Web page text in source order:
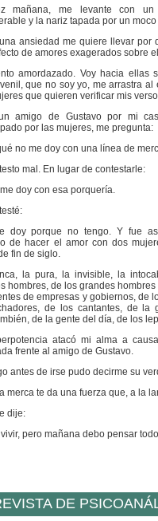
mañana, me levante con
y la nariz tapada por un
ansiedad me quiere llevar por
de amores exagerados sobre
amordazado. Voy hacia ellas
que no soy yo, me arrastra al
que quieren verificar mis
amigo de Gustavo por mi
por las mujeres, me pregunta:
no me doy con una línea de
mal. En lugar de contestarle:
doy con esa porquería.
doy porque no tengo. Y fue
de hacer el amor con dos
fin de siglo.
la pura, la invisible, la
hombres, de los grandes
de empresas y gobiernos, de
de los cantantes, de la
de la gente del día, de los
atacó mi alma a
frente al amigo de Gustavo.
antes de irse pudo decirme su
merca te da una fuerza que, a la
dije:
pero mañana debo pensar
DE